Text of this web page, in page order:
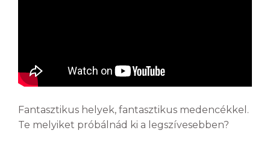
Fantasztikus helyek, fantasztikus medencékkel.
Te melyiket próbálnád ki a legszívesebben?